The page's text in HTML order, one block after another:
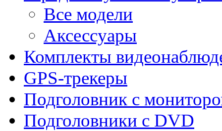
Все модели
Аксессуары
Комплекты
GPS-трекеры
Подголовник с
Подголовники с DVD